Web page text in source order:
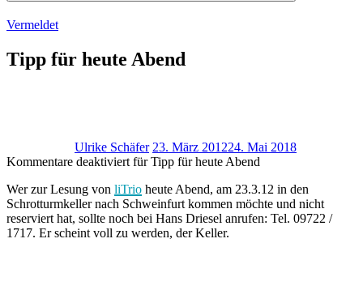
Vermeldet
Tipp für heute Abend
Ulrike Schäfer 23. März 201224. Mai 2018
Kommentare deaktiviert für Tipp für heute Abend
Wer zur Lesung von liTrio heute Abend, am 23.3.12 in den
Schrotturmkeller nach Schweinfurt kommen möchte und nicht
reserviert hat, sollte noch bei Hans Driesel anrufen: Tel. 09722 /
1717. Er scheint voll zu werden, der Keller.